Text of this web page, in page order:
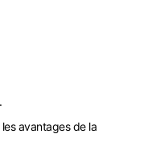
les avantages de la